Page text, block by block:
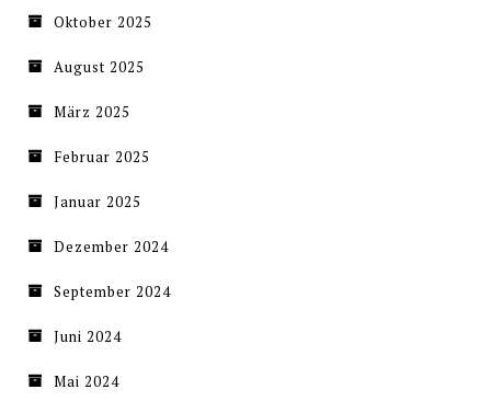
Oktober 2025
August 2025
März 2025
Februar 2025
Januar 2025
Dezember 2024
September 2024
Juni 2024
Mai 2024